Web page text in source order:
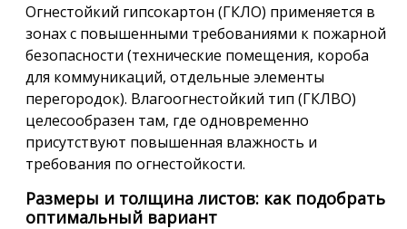
Огнестойкий гипсокартон (ГКЛО) применяется в
зонах с повышенными требованиями к пожарной
безопасности (технические помещения, короба
для коммуникаций, отдельные элементы
перегородок). Влагоогнестойкий тип (ГКЛВО)
целесообразен там, где одновременно
присутствуют повышенная влажность и
требования по огнестойкости.
Размеры и толщина листов: как подобрать
оптимальный вариант